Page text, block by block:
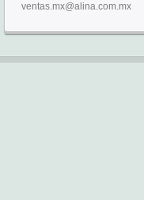
ventas.mx@alina.com.mx